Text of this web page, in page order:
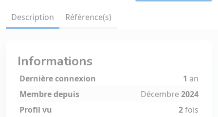
Description Référence(s)
Informations
Dernière connexion 1 an
Membre depuis
Décembre 2024
Profil vu
2fois